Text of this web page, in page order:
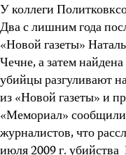
У коллеги
Два с лишним года
«Новой газеты»
Чечне, а затем
убийцы разгуливают
из «Новой газеты» и
«Мемориал»
журналистов, что